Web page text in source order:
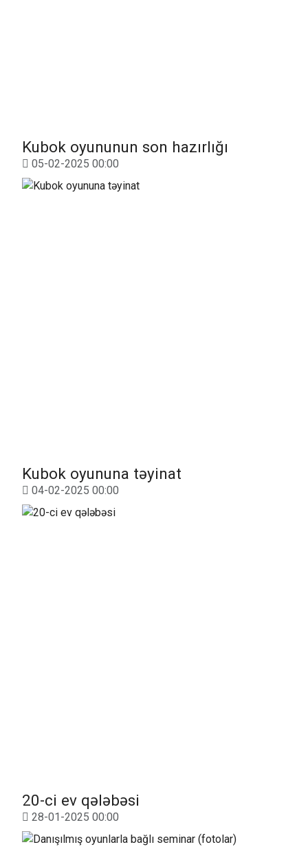
Kubok oyununun son hazırlığı
05-02-2025 00:00
Kubok oyununa təyinat
04-02-2025 00:00
20-ci ev qələbəsi
28-01-2025 00:00